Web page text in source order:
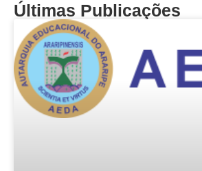
Últimas Publicações